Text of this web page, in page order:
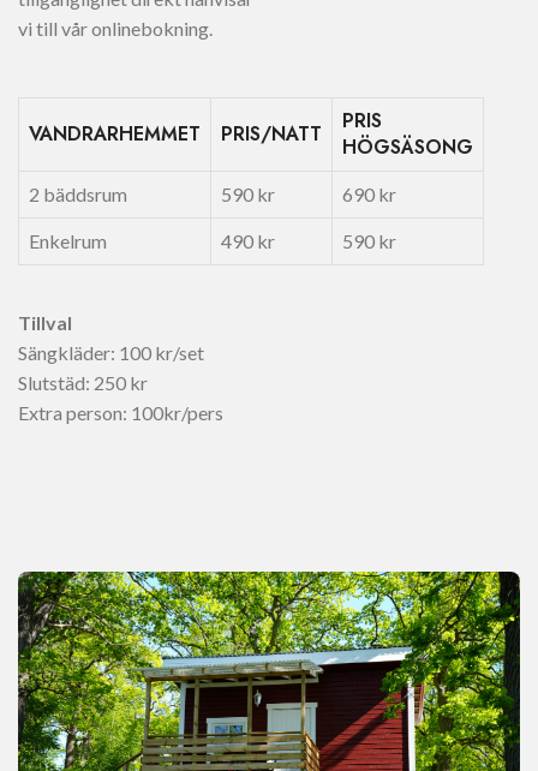
vi till vår onlinebokning.
VANDRARHEMMET PRIS/NATT
PRIS
HÖGSÄSONG
2 bäddsrum 590 kr 690 kr
Enkelrum 490 kr 590 kr
Tillval
Sängkläder: 100 kr/set
Slutstäd: 250 kr
Extra person: 100kr/pers